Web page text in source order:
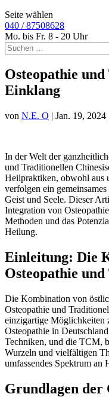
Seite wählen
040 / 87508628
Mo. bis Fr. 8 - 20 Uhr
Osteopathie
Einklang
von N.E. O | Jan. 19, 2024
In der Welt der
und Traditionellen
Heilpraktiken, obwohl aus
verfolgen ein
Geist und Seele. Dieser
Integration von
Methoden und das
Heilung.
Einleitung: Die
Osteopathie
Die Kombination von
Osteopathie und
einzigartige Möglichkeiten
Osteopathie in
Techniken, und die TCM,
Wurzeln und vielfältigen
umfassendes Spektrum an
Grundlagen der